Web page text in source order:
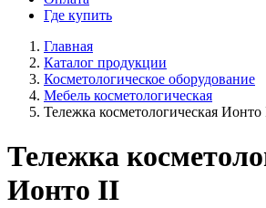
Где купить
Главная
Каталог продукции
Косметологическое оборудование
Мебель косметологическая
Тележка косметологическая Ионто
Тележка
Ионто II